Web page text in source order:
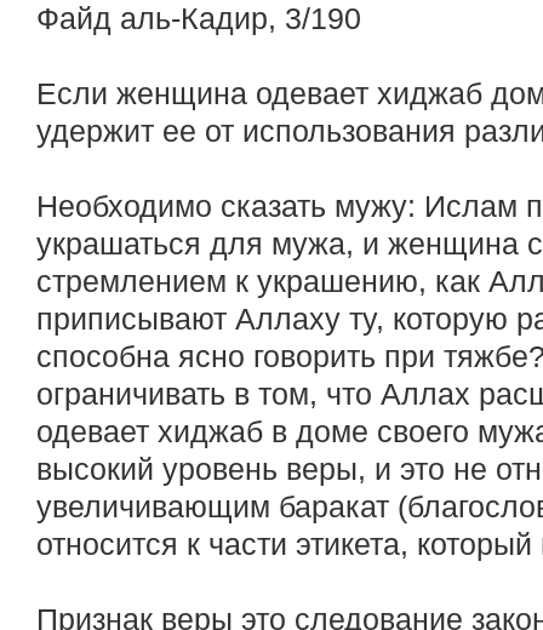
Файд аль-Кадир, 3/190
Если женщина одевает хиджаб
удержит ее от использования
Необходимо сказать мужу: Ислам
украшаться для мужа, и женщина
стремлением к украшению, как
приписывают Аллаху ту, которую
способна ясно говорить при
ограничивать в том, что Аллах
одевает хиджаб в доме своего
высокий уровень веры, и это не
увеличивающим баракат
относится к части этикета,
Признак веры это следование